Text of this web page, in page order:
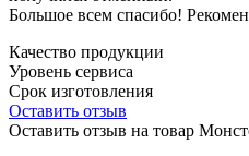
Большое всем спасибо!
Качество продукции
Уровень сервиса
Срок изготовления
Оставить отзыв
Оставить отзыв на товар